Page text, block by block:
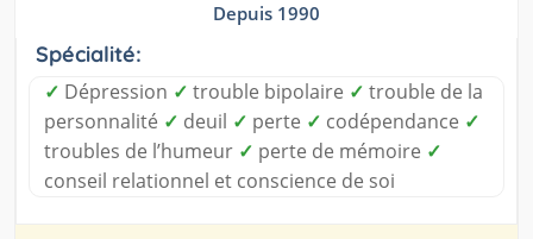
Depuis 1990
Spécialité:
✓ Dépression ✓ trouble bipolaire ✓ trouble de la
personnalité ✓ deuil ✓ perte ✓ codépendance ✓
troubles de l’humeur ✓ perte de mémoire ✓
conseil relationnel et conscience de soi